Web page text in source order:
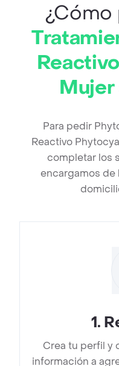
Mujer
Para pedir
Reactivo
completar los
encargamos de
1.
Crea tu perfil y
información a